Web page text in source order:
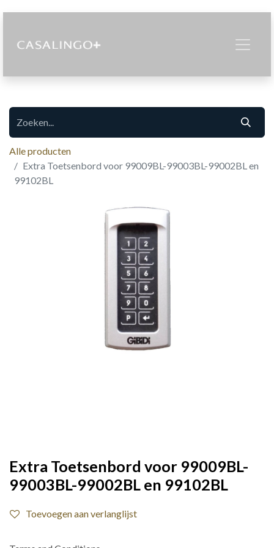
Alle producten
Extra Toetsenbord voor 99009BL-99003BL-99002BL en
99102BL
Extra Toetsenbord voor 99009BL-
99003BL-99002BL en 99102BL
Toevoegen aan verlanglijst